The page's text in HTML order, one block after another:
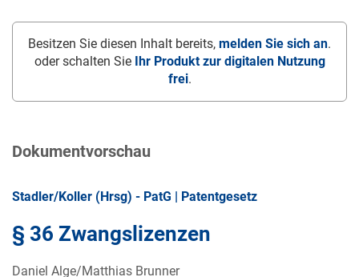
Besitzen Sie diesen Inhalt bereits, melden Sie sich an.
oder schalten Sie
Ihr Produkt zur digitalen Nutzung
frei.
Dokumentvorschau
Stadler/Koller (Hrsg) - PatG | Patentgesetz
§ 36 Zwangslizenzen
Daniel Alge/Matthias Brunner